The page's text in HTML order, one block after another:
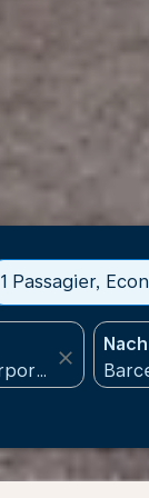
1 Passagier,
close
Nach